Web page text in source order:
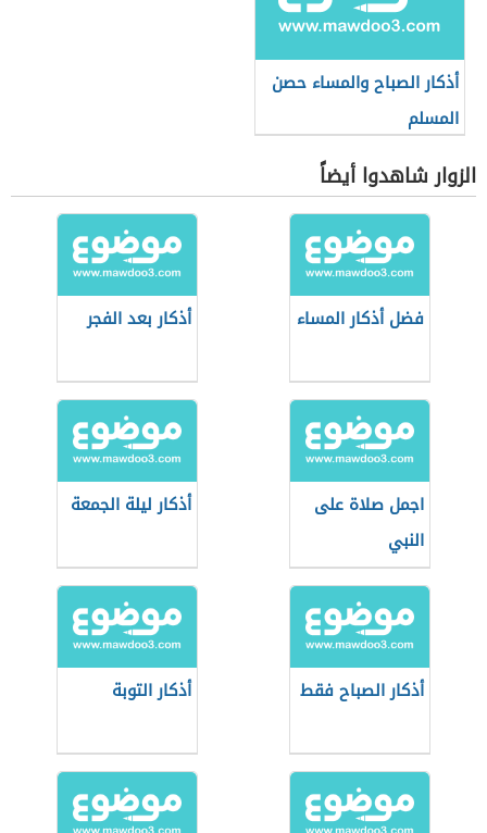
أذكار الصباح والمساء حصن
المسلم
الزوار شاهدوا أيضاً
فضل أذكار المساء أذكار بعد الفجر
اجمل صلاة على
النبي
أذكار ليلة الجمعة
أذكار الصباح فقط أذكار التوبة